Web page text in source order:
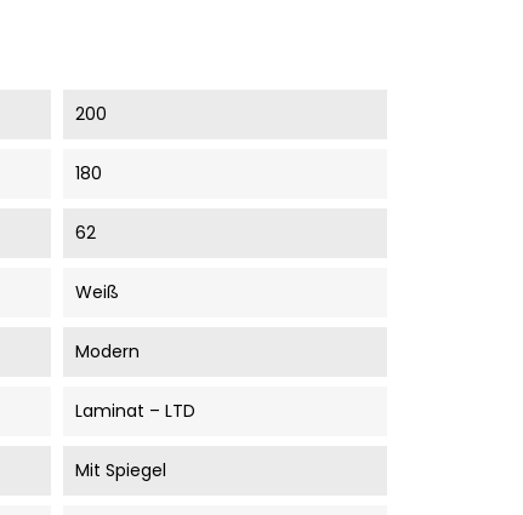
200
180
62
Weiß
Modern
Laminat – LTD
Mit Spiegel